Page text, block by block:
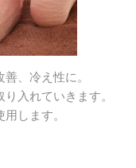
、冷え性に。
入れていきます。
します。